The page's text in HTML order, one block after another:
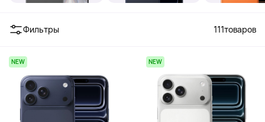
Фильтры 111товаров
NEW NEW